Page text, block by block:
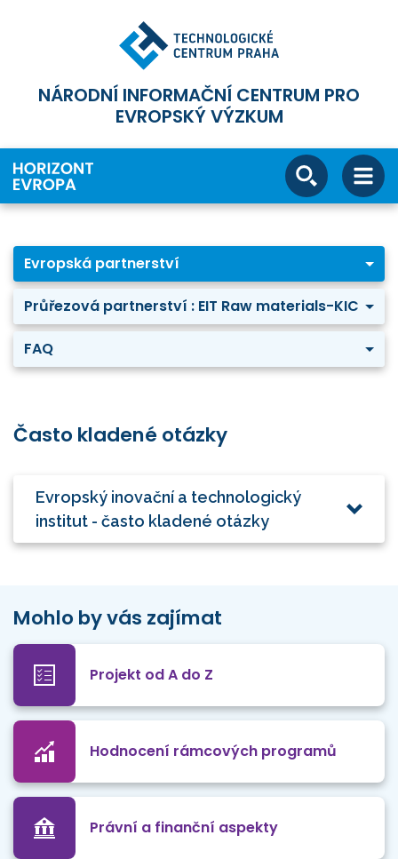
NÁRODNÍ INFORMAČNÍ CENTRUM PRO
EVROPSKÝ VÝZKUM
Evropská partnerství
Průřezová partnerství : EIT Raw materials-KIC
FAQ
Často kladené otázky
Evropský inovační a technologický
institut - často kladené otázky
Mohlo by vás zajímat
Projekt od A do Z
Hodnocení rámcových programů
Právní a finanční aspekty